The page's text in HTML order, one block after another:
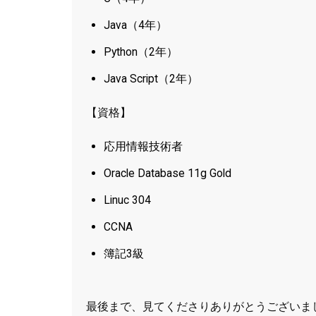
Java（4年）
Python（2年）
Java Script（2年）
【資格】
応用情報技術者
Oracle Database 11g Gold
Linuc 304
CCNA
簿記3級
最後まで、見てくださりありがとうございま